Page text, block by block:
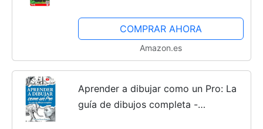
adhesión fuerte para estuche escolar
y oficina, 3+1 x 11 g...
COMPRAR AHORA
Amazon.es
Aprender a dibujar como un Pro: La
guía de dibujos completa -